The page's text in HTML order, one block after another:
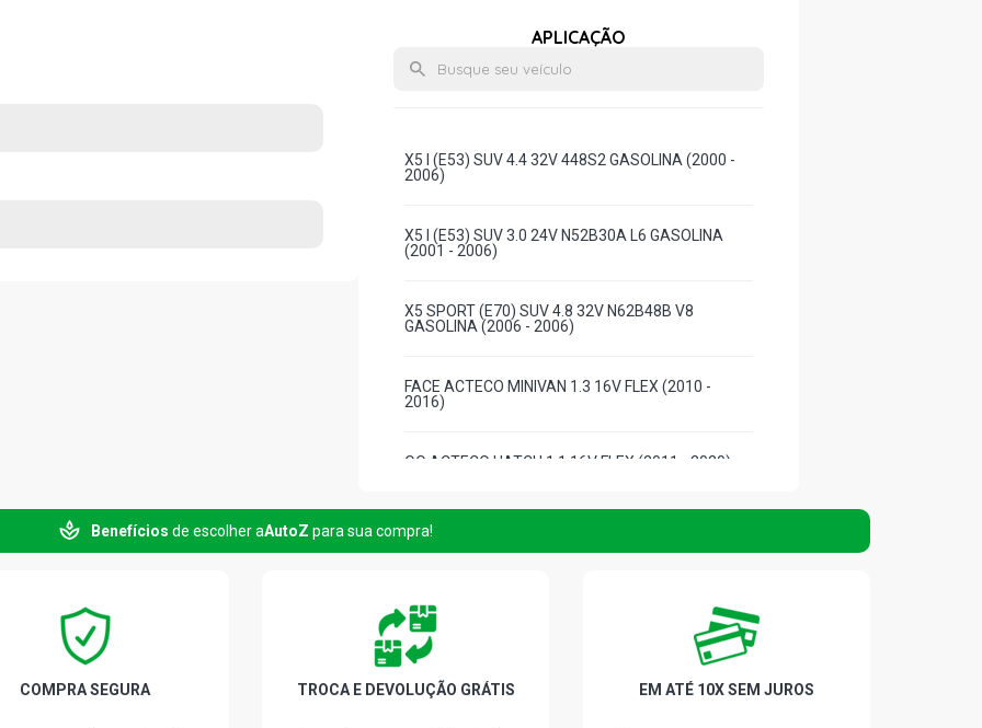
APLICAÇÃO
X5 I (E53) SUV 4.4 32V 448S2 GASOLINA (2000 -
2006)
X5 I (E53) SUV 3.0 24V N52B30A L6 GASOLINA
(2001 - 2006)
X5 SPORT (E70) SUV 4.8 32V N62B48B V8
GASOLINA (2006 - 2006)
FACE ACTECO MINIVAN 1.3 16V FLEX (2010 -
2016)
QQ ACTECO HATCH 1.1 16V FLEX (2011 - 2020)
AGILE LT HATCH 1.4 8V ECONOFLEX N14YF FLEX
(2010 - 2011)
(2010 - 2011)
N14YF FLEX (2010 - 2010)
Benefícios de escolher aAutoZ para sua compra!
COMPRA SEGURA TROCA E DEVOLUÇÃO GRÁTIS EM ATÉ 10X SEM JUROS